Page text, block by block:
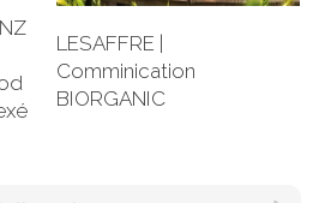
LESAFFRE |
Comminication
BIORGANIC